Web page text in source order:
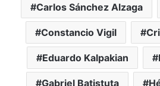
Carlos Sánchez Alzaga
Constancio Vigil
Eduardo Kalpakian
Gabriel Batistuta